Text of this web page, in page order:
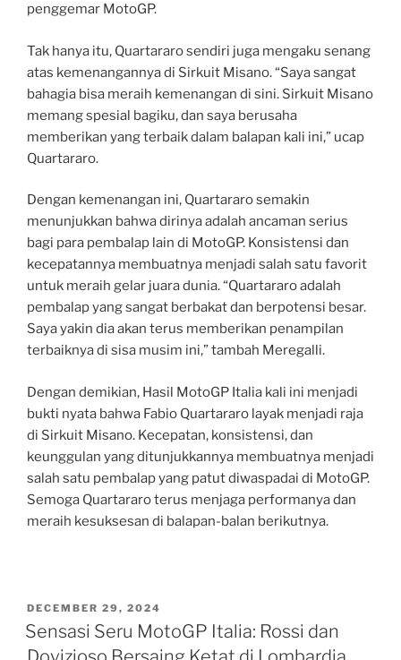
penggemar MotoGP.
Tak hanya itu, Quartararo sendiri juga mengaku senang
atas kemenangannya di Sirkuit Misano. “Saya sangat
bahagia bisa meraih kemenangan di sini. Sirkuit Misano
memang spesial bagiku, dan saya berusaha
memberikan yang terbaik dalam balapan kali ini,” ucap
Quartararo.
Dengan kemenangan ini, Quartararo semakin
menunjukkan bahwa dirinya adalah ancaman serius
bagi para pembalap lain di MotoGP. Konsistensi dan
kecepatannya membuatnya menjadi salah satu favorit
untuk meraih gelar juara dunia. “Quartararo adalah
pembalap yang sangat berbakat dan berpotensi besar.
Saya yakin dia akan terus memberikan penampilan
terbaiknya di sisa musim ini,” tambah Meregalli.
Dengan demikian, Hasil MotoGP Italia kali ini menjadi
bukti nyata bahwa Fabio Quartararo layak menjadi raja
di Sirkuit Misano. Kecepatan, konsistensi, dan
keunggulan yang ditunjukkannya membuatnya menjadi
salah satu pembalap yang patut diwaspadai di MotoGP.
Semoga Quartararo terus menjaga performanya dan
meraih kesuksesan di balapan-balan berikutnya.
POSTED
ON
DECEMBER 29, 2024
Sensasi Seru MotoGP Italia: Rossi dan